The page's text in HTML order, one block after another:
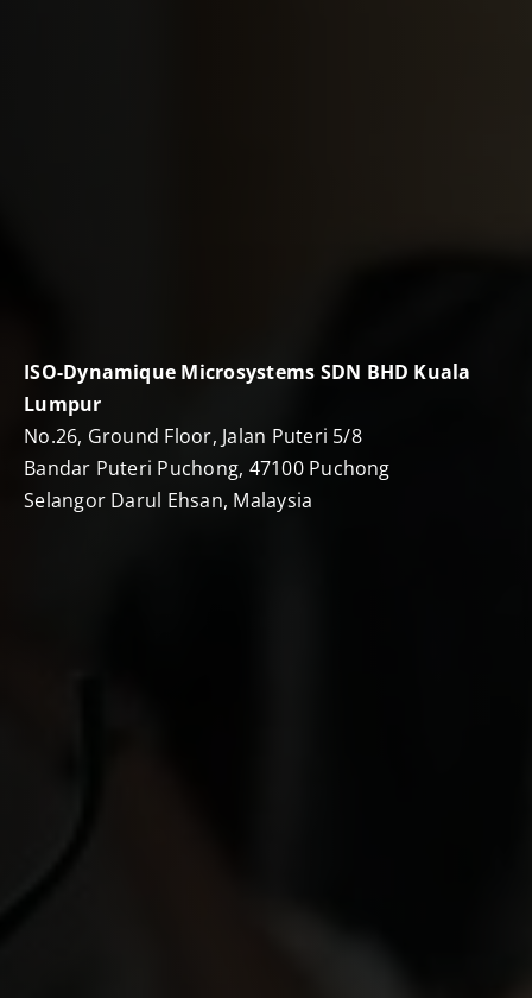
ISO-Dynamique Microsystems SDN BHD Kuala
Lumpur
No.26, Ground Floor, Jalan Puteri 5/8
Bandar Puteri Puchong, 47100 Puchong
Selangor Darul Ehsan, Malaysia